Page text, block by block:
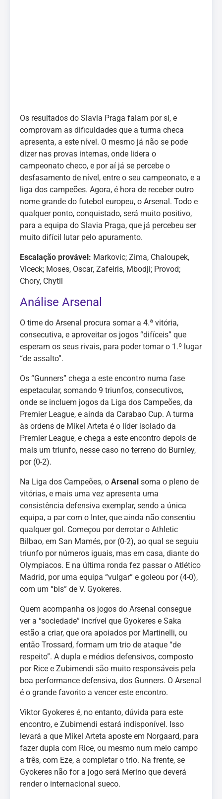
Os resultados do Slavia Praga falam por si, e
comprovam as dificuldades que a turma checa
apresenta, a este nível. O mesmo já não se pode
dizer nas provas internas, onde lidera o
campeonato checo, e por aí já se percebe o
desfasamento de nível, entre o seu campeonato, e a
liga dos campeões. Agora, é hora de receber outro
nome grande do futebol europeu, o Arsenal. Todo e
qualquer ponto, conquistado, será muito positivo,
para a equipa do Slavia Praga, que já percebeu ser
muito difícil lutar pelo apuramento.
Escalação provável: Markovic; Zima, Chaloupek,
Vlceck; Moses, Oscar, Zafeiris, Mbodji; Provod;
Chory, Chytil
Análise Arsenal
O time do Arsenal procura somar a 4.ª vitória,
consecutiva, e aproveitar os jogos “difíceis” que
esperam os seus rivais, para poder tomar o 1.º lugar
“de assalto”.
Os “Gunners” chega a este encontro numa fase
espetacular, somando 9 triunfos, consecutivos,
onde se incluem jogos da Liga dos Campeões, da
Premier League, e ainda da Carabao Cup. A turma
às ordens de Mikel Arteta é o líder isolado da
Premier League, e chega a este encontro depois de
mais um triunfo, nesse caso no terreno do Burnley,
por (0-2).
Na Liga dos Campeões, o Arsenal soma o pleno de
vitórias, e mais uma vez apresenta uma
consistência defensiva exemplar, sendo a única
equipa, a par com o Inter, que ainda não consentiu
qualquer gol. Começou por derrotar o Athletic
Bilbao, em San Mamés, por (0-2), ao qual se seguiu
triunfo por números iguais, mas em casa, diante do
Olympiacos. E na última ronda fez passar o Atlético
Madrid, por uma equipa “vulgar” e goleou por (4-0),
com um “bis” de V. Gyokeres.
Quem acompanha os jogos do Arsenal consegue
ver a “sociedade” incrível que Gyokeres e Saka
estão a criar, que ora apoiados por Martinelli, ou
então Trossard, formam um trio de ataque “de
respeito”. A dupla e médios defensivos, composto
por Rice e Zubimendi são muito responsáveis pela
boa performance defensiva, dos Gunners. O Arsenal
é o grande favorito a vencer este encontro.
Viktor Gyokeres é, no entanto, dúvida para este
encontro, e Zubimendi estará indisponível. Isso
levará a que Mikel Arteta aposte em Norgaard, para
fazer dupla com Rice, ou mesmo num meio campo
a três, com Eze, a completar o trio. Na frente, se
Gyokeres não for a jogo será Merino que deverá
render o internacional sueco.